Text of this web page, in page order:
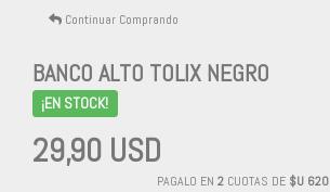
Continuar Comprando
BANCO ALTO TOLIX NEGRO
¡EN STOCK!
29,90 USD
PAGALO EN 2CUOTAS DE $U 620